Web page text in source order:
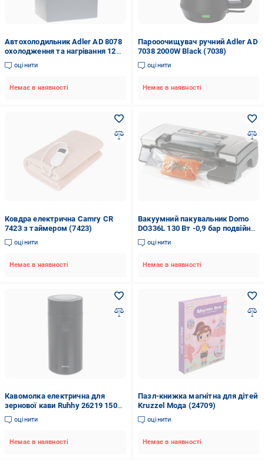
Автохолодильник Adler AD 8078
охолодження та нагрівання 12
В/220 В 30 л 43х39х29 см Сірий
оцінити
Немає в наявності
Парооочищувач ручний Adler AD
7038 2000W Black (7038)
оцінити
Немає в наявності
Ковдра електрична Camry CR
7423 з таймером (7423)
оцінити
Немає в наявності
Вакуумний пакувальник Domo
DO336L 130 Вт -0,9 бар подвійний
шов з ножем та відсіком для
плівки
оцінити
Немає в наявності
Кавомолка електрична для
зернової кави Ruhhy 26219 150
Вт Чорний
оцінити
Немає в наявності
Пазл-книжка магнітна для дітей
Kruzzel Мода (24709)
оцінити
Немає в наявності